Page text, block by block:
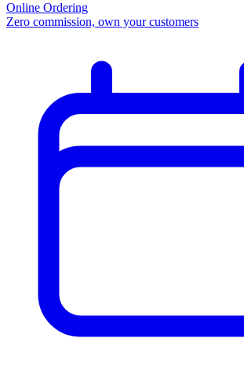
Online Ordering
Zero commission, own your customers